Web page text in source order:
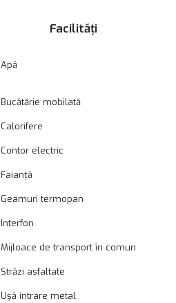
Facilități
Apă
Bucătărie mobilată
Calorifere
Contor electric
Faianță
Geamuri termopan
Interfon
Mijloace de transport în comun
Străzi asfaltate
Ușă intrare metal